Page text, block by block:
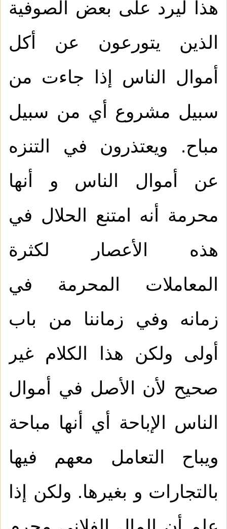
هذا ليرد على بعض الصوفية
الذين يتورعون عن أكل
أموال الناس إذا جاءت من
سبيل مشروع أي من سبيل
مباح. ويعتذرون في التنزه
عن أموال الناس و أنها
محرمة أنه امتنع الحلال في
هذه الأعصار لكثرة
المعاملات المحرمة في
زمانه وفي زماننا من باب
أولى ولكن هذا الكلام غير
صحيح لأن الأصل في أموال
الناس الإباحة أي أنها مباحة
ويباح التعامل معهم فيها
بالتجارات و بغيرها. ولكن إذا